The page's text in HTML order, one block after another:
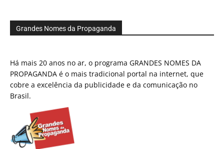
Grandes Nomes da Propaganda
Há mais 20 anos no ar, o programa GRANDES NOMES DA
PROPAGANDA é o mais tradicional portal na internet, que
cobre a excelência da publicidade e da comunicação no
Brasil.